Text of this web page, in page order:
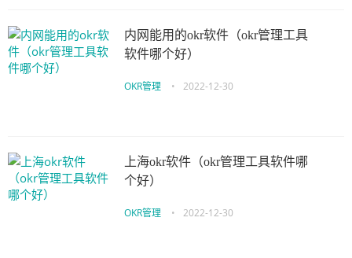
内网能用的okr软件（okr管理工具
软件哪个好）
OKR管理 • 2022-12-30
上海okr软件（okr管理工具软件哪
个好）
OKR管理 • 2022-12-30